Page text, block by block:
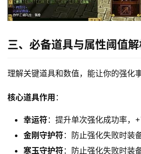
页
三、必备道具与属性阈值
理解关键道具和数值，能让你的强化
核心道具作用 ：
幸运符：提升单次强化成功率，
金刚守护符：防止强化失败时装
寒玉守护符：防止强化失败时装